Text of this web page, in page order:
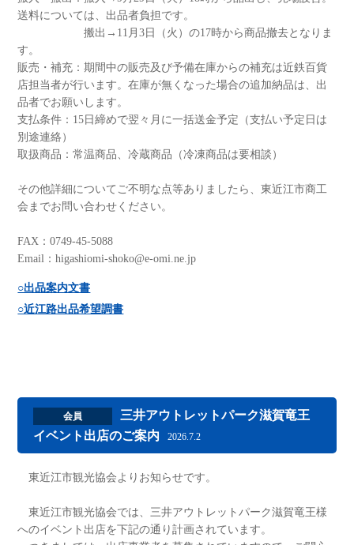
送料については、出品者負担です。
搬出→11月3日（火）の17時から商品撤去となりま
す。
販売・補充：期間中の販売及び予備在庫からの補充は近鉄百貨
店担当者が行います。在庫が無くなった場合の追加納品は、出
品者でお願いします。
支払条件：15日締めで翌々月に一括送金予定（支払い予定日は
別途連絡）
取扱商品：常温商品、冷蔵商品（冷凍商品は要相談）
その他詳細についてご不明な点等ありましたら、東近江市商工
会までお問い合わせください。
FAX：0749-45-5088
Email：higashiomi-shoko@e-omi.ne.jp
○出品案内文書
○近江路出品希望調書
会員
三井アウトレットパーク滋賀竜王
イベント出店のご案内
2026.7.2
東近江市観光協会よりお知らせです。
東近江市観光協会では、三井アウトレットパーク滋賀竜王様
へのイベント出店を下記の通り計画されています。